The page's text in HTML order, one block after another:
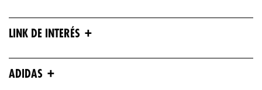
LINK DE INTERÉS +
ADIDAS +